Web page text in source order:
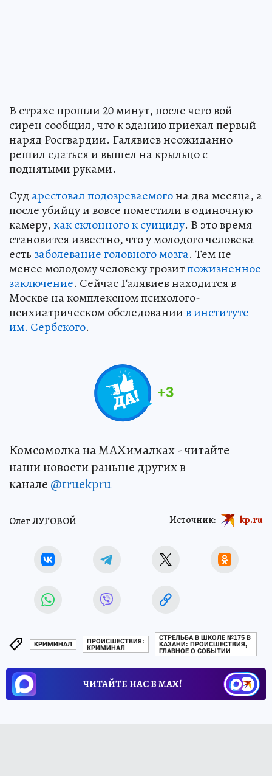
В страхе прошли 20 минут, после чего вой
сирен сообщил, что к зданию приехал первый
наряд Росгвардии. Галявиев неожиданно
решил сдаться и вышел на крыльцо с
поднятыми руками.
Суд арестовал подозреваемогона два месяца, а
после убийцу и вовсе поместили в одиночную
камеру,как склонного к суициду. В это время
становится известно, что у молодого человека
есть заболевание головного мозга. Тем не
менее молодому человеку грозитпожизненное
заключение. Сейчас Галявиев находится в
Москве на комплексном психолого-
психиатрическом обследованиив институте
им. Сербского.
+3
Комсомолка на MAXималках - читайте
наши новости раньше других в
канале @truekpru
Олег ЛУГОВОЙ Источник: kp.ru
КРИМИНАЛ
ПРОИСШЕСТВИЯ:
КРИМИНАЛ
СТРЕЛЬБА В ШКОЛЕ №175 В
КАЗАНИ: ПРОИСШЕСТВИЯ,
ГЛАВНОЕ О СОБЫТИИ
ЧИТАЙТЕ НАС В МАХ!